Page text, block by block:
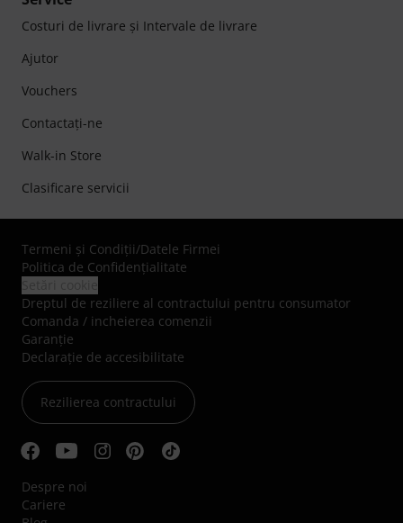
Costuri de livrare şi Intervale de livrare
Ajutor
Vouchers
Contactaţi-ne
Walk-in Store
Clasificare servicii
Termeni şi Condiţii/Datele Firmei
Politica de Confidenţialitate
Dreptul de reziliere al contractului pentru consumator
Comanda / incheierea comenzii
Garanție
Declarație de accesibilitate
Rezilierea contractului
Despre noi
Cariere